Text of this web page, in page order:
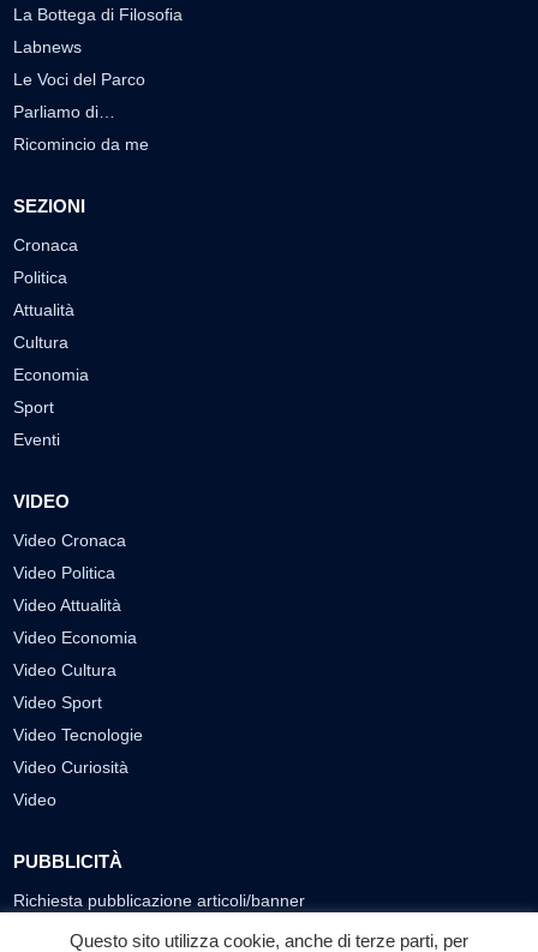
La Bottega di Filosofia
Labnews
Le Voci del Parco
Parliamo di…
Ricomincio da me
SEZIONI
Cronaca
Politica
Attualità
Cultura
Economia
Sport
Eventi
VIDEO
Video Cronaca
Video Politica
Video Attualità
Video Economia
Video Cultura
Video Sport
Video Tecnologie
Video Curiosità
Video
PUBBLICITÀ
Richiesta pubblicazione articoli/banner
Questo sito utilizza cookie, anche di terze parti, per